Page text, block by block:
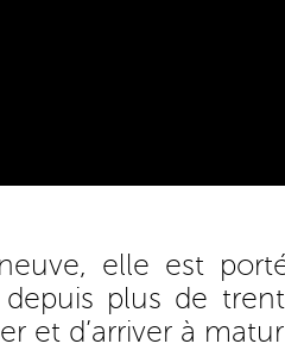
neuve, elle est
depuis plus de
et d’arriver à